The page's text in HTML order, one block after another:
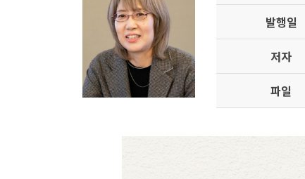
발행일
저자
파일